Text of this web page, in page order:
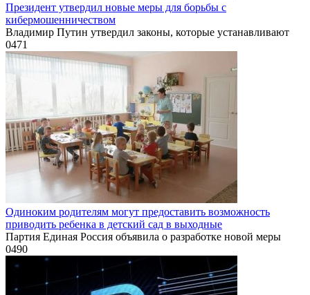
Президент утвердил новые меры для борьбы с
кибермошенничеством
Владимир Путин утвердил законы, которые устанавливают
0471
Одиноким родителям могут предоставить возможность
приводить ребенка в детский сад в выходные
Партия Единая Россия объявила о разработке новой меры
0490